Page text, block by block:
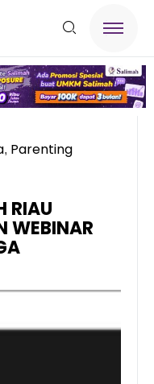
, Parenting
RIAU
WEBINAR